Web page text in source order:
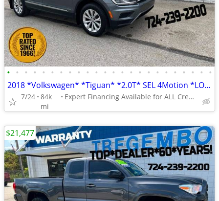
• • • • • • • • • • • • • • • • • • • • • • • •
2018 *Volkswagen* *Tiguan* *2.0T* SEL 4Motion *LOADED AWD *Warranty
7/24 84k
mi
Expert Financing Available for ALL Credit Types
$21,477